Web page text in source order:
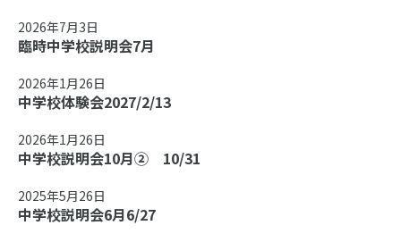
2026年7月3日
臨時中学校説明会7月
2026年1月26日
中学校体験会2027/2/13
2026年1月26日
中学校説明会10月② 10/31
2025年5月26日
中学校説明会6月6/27